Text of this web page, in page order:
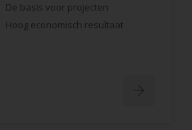
De basis voor projecten
Hoog economisch resultaat